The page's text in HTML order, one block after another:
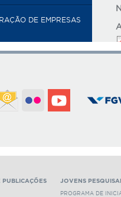
DE EMPRESAS
PUBLICAÇÕES JOVENS
PROGRAMA DE